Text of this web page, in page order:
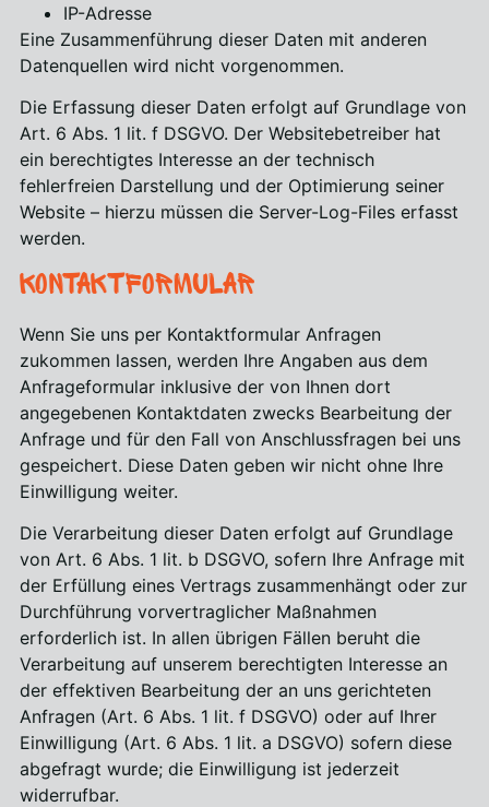
IP-Adresse
Eine Zusammenführung dieser Daten mit anderen
Datenquellen wird nicht vorgenommen.
Die Erfassung dieser Daten erfolgt auf Grundlage von
Art. 6 Abs. 1 lit. f DSGVO. Der Websitebetreiber hat
ein berechtigtes Interesse an der technisch
fehlerfreien Darstellung und der Optimierung seiner
Website – hierzu müssen die Server-Log-Files erfasst
werden.
Kontaktformular
Wenn Sie uns per Kontaktformular Anfragen
zukommen lassen, werden Ihre Angaben aus dem
Anfrageformular inklusive der von Ihnen dort
angegebenen Kontaktdaten zwecks Bearbeitung der
Anfrage und für den Fall von Anschlussfragen bei uns
gespeichert. Diese Daten geben wir nicht ohne Ihre
Einwilligung weiter.
Die Verarbeitung dieser Daten erfolgt auf Grundlage
von Art. 6 Abs. 1 lit. b DSGVO, sofern Ihre Anfrage mit
der Erfüllung eines Vertrags zusammenhängt oder zur
Durchführung vorvertraglicher Maßnahmen
erforderlich ist. In allen übrigen Fällen beruht die
Verarbeitung auf unserem berechtigten Interesse an
der effektiven Bearbeitung der an uns gerichteten
Anfragen (Art. 6 Abs. 1 lit. f DSGVO) oder auf Ihrer
Einwilligung (Art. 6 Abs. 1 lit. a DSGVO) sofern diese
abgefragt wurde; die Einwilligung ist jederzeit
widerrufbar.